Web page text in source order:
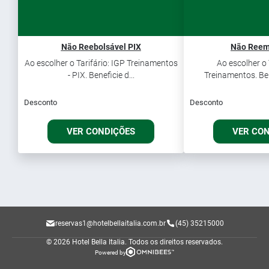
Não Reebolsável PIX
Ao escolher o Tarifário: IGP Treinamentos
- PIX. Beneficie d...
Desconto
VER CONDIÇÕES
Não
Ao escolher o
Treinamentos.
Desconto
VER
reservas1@hotelbellaitalia.com.br (45) 35215000
© 2026 Hotel Bella Italia. Todos os direitos reservados.
Powered by